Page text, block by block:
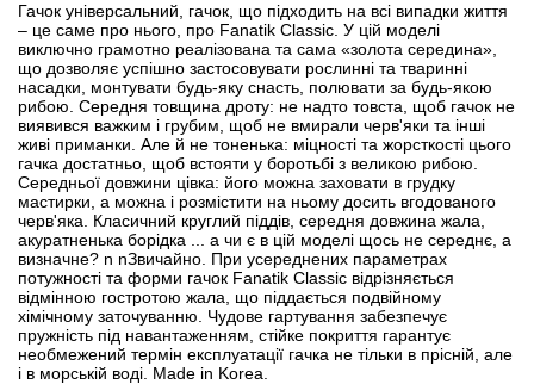
Гачок універсальний, гачок, що підходить на всі випадки життя
– це саме про нього, про Fanatik Classic. У цій моделі
виключно грамотно реалізована та сама «золота середина»,
що дозволяє успішно застосовувати рослинні та тваринні
насадки, монтувати будь-яку снасть, полювати за будь-якою
рибою. Середня товщина дроту: не надто товста, щоб гачок не
виявився важким і грубим, щоб не вмирали черв'яки та інші
живі приманки. Але й не тоненька: міцності та жорсткості цього
гачка достатньо, щоб встояти у боротьбі з великою рибою.
Середньої довжини цівка: його можна заховати в грудку
мастирки, а можна і розмістити на ньому досить вгодованого
черв'яка. Класичний круглий піддів, середня довжина жала,
акуратненька борідка ... а чи є в цій моделі щось не середнє, а
визначне? n nЗвичайно. При усереднених параметрах
потужності та форми гачок Fanatik Classic відрізняється
відмінною гостротою жала, що піддається подвійному
хімічному заточуванню. Чудове гартування забезпечує
пружність під навантаженням, стійке покриття гарантує
необмежений термін експлуатації гачка не тільки в прісній, але
і в морській воді. Made in Korea.